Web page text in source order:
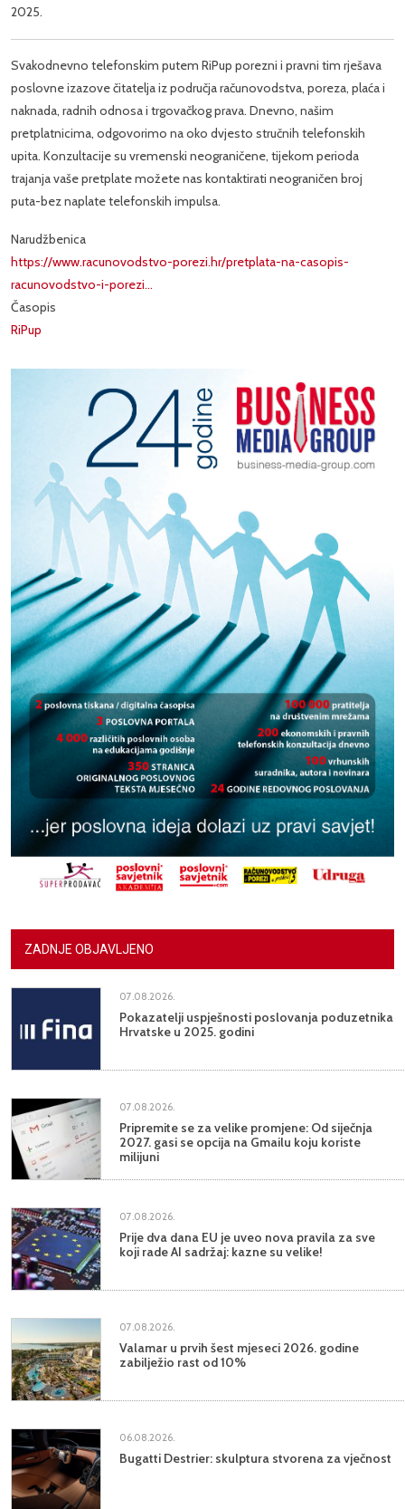
2025.
Svakodnevno telefonskim putem RiPup porezni i pravni tim rješava
poslovne izazove čitatelja iz područja računovodstva, poreza, plaća i
naknada, radnih odnosa i trgovačkog prava. Dnevno, našim
pretplatnicima, odgovorimo na oko dvjesto stručnih telefonskih
upita. Konzultacije su vremenski neograničene, tijekom perioda
trajanja vaše pretplate možete nas kontaktirati neograničen broj
puta-bez naplate telefonskih impulsa.
Narudžbenica
https://www.racunovodstvo-porezi.hr/pretplata-na-casopis-
racunovodstvo-i-porezi…
Časopis
RiPup
ZADNJE OBJAVLJENO
07.08.2026.
Pokazatelji uspješnosti poslovanja poduzetnika
Hrvatske u 2025. godini
07.08.2026.
Pripremite se za velike promjene: Od siječnja
2027. gasi se opcija na Gmailu koju koriste
milijuni
07.08.2026.
Prije dva dana EU je uveo nova pravila za sve
koji rade AI sadržaj: kazne su velike!
07.08.2026.
Valamar u prvih šest mjeseci 2026. godine
zabilježio rast od 10%
06.08.2026.
Bugatti Destrier: skulptura stvorena za vječnost